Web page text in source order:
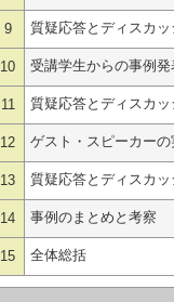
9 質疑応答とディスカッ
10 受講学生からの事例
11 質疑応答とディスカッ
12 ゲスト・スピーカー
13 質疑応答とディスカッ
14 事例のまとめと考察
15 全体総括